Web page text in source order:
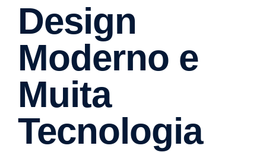
Design
Moderno e
Muita
Tecnologia